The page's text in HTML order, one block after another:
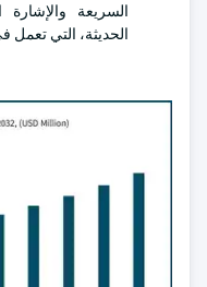
السريعة والإشارة
الحديثة، التي تعمل